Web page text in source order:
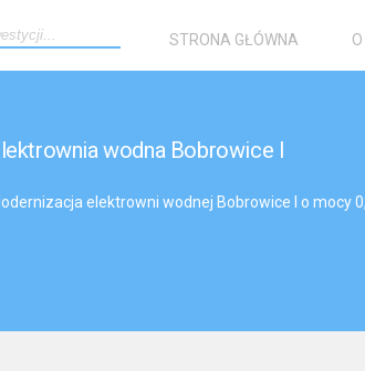
STRONA GŁÓWNA
wodna Bobrowice I
elektrowni wodnej Bobrowice I o mocy